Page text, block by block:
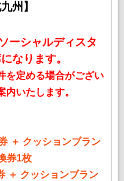
州】
ーシャルディスタ
なります。
を定める場合がござい
内いたします。
＋ クッションブラン
券1枚
＋ クッションブラン